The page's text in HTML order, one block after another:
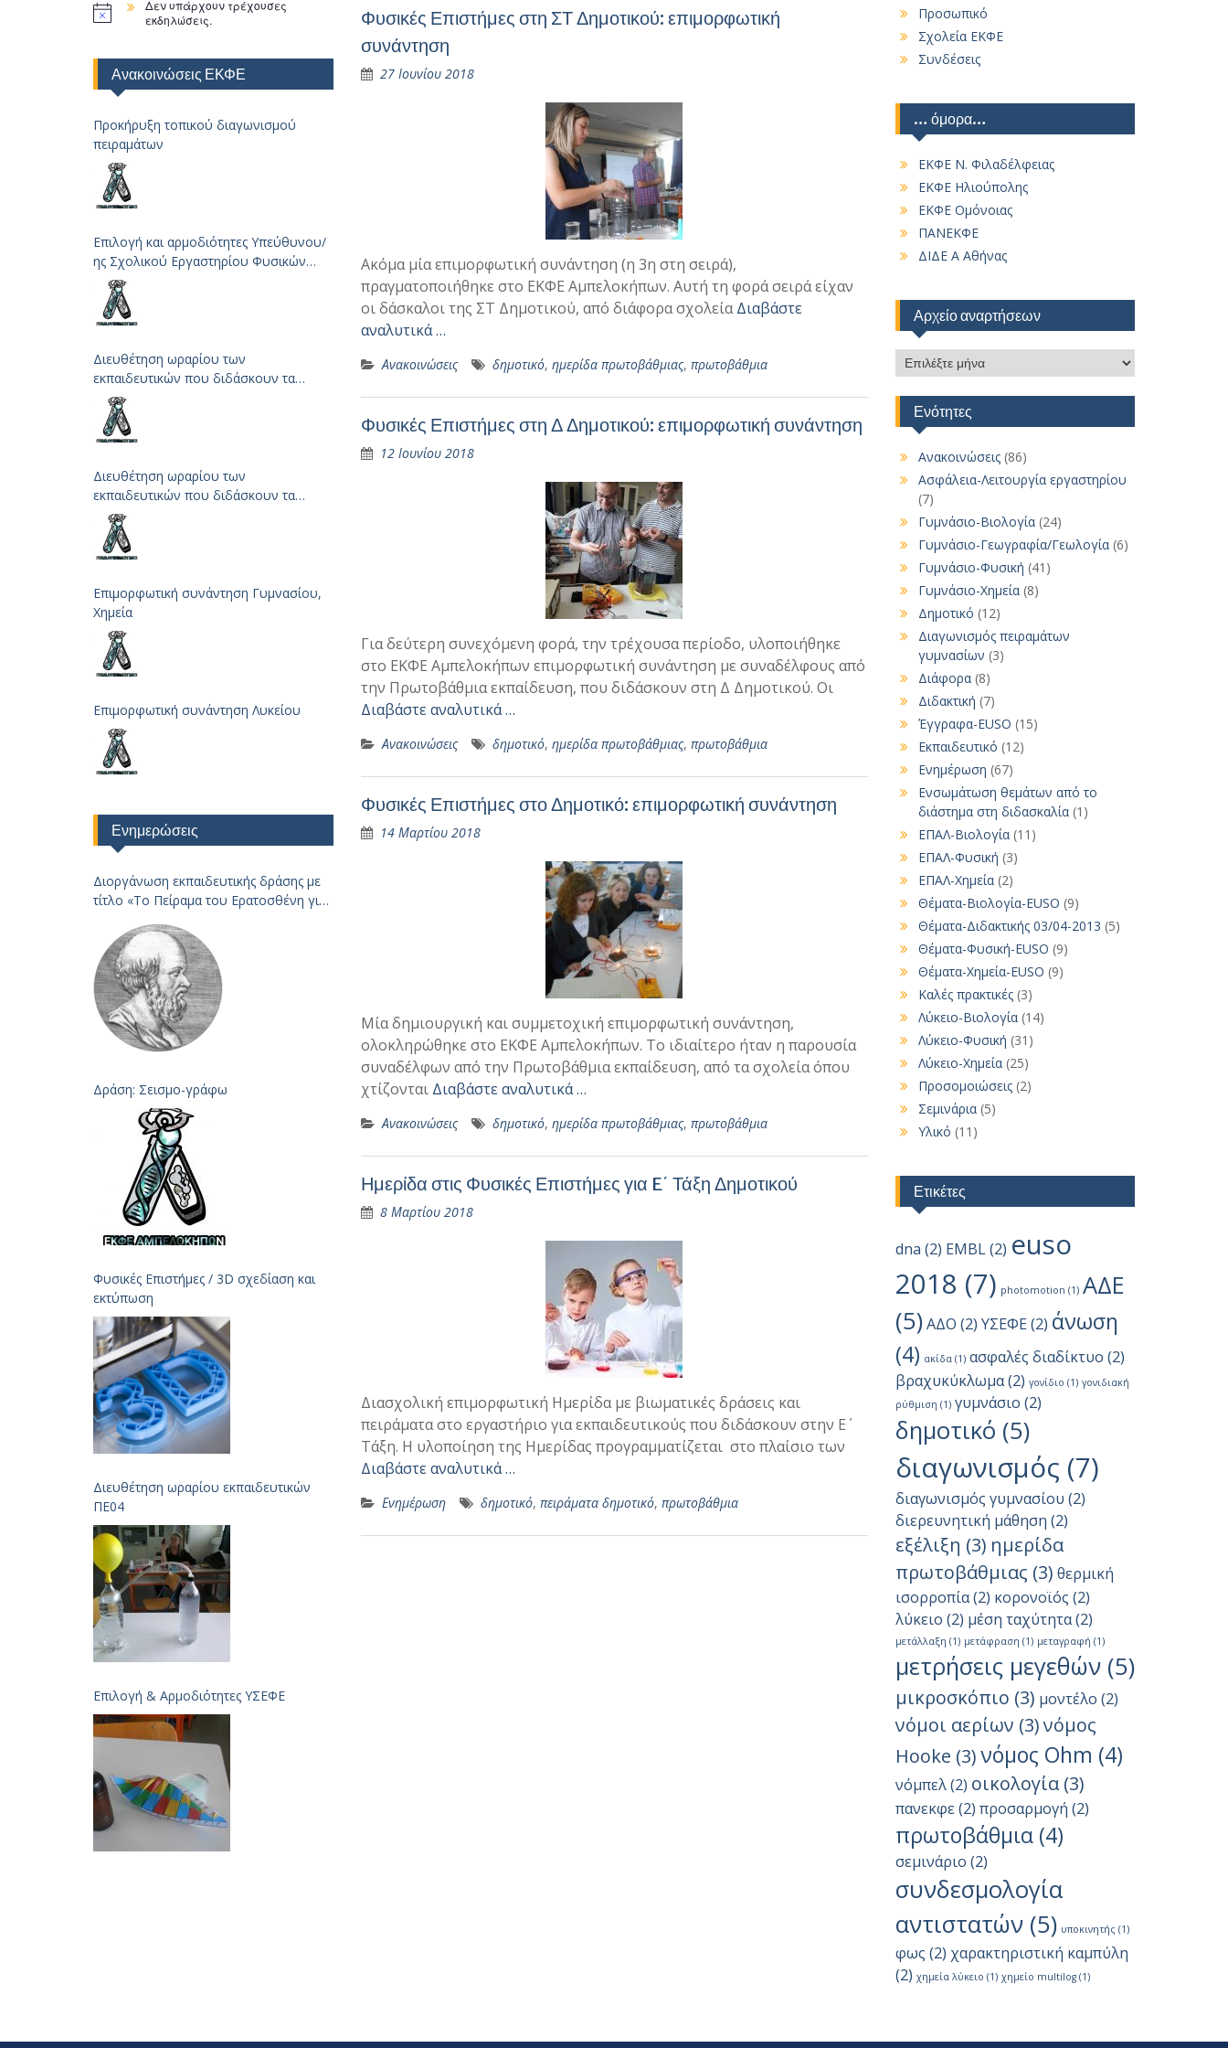
Φυσικές Επιστήμες στη ΣΤ Δημοτικού: επιμορφωτική
συνάντηση
27 Ιουνίου 2018
Ακόμα μία επιμορφωτική συνάντηση (η 3η στη σειρά),
πραγματοποιήθηκε στο ΕΚΦΕ Αμπελοκήπων. Αυτή τη φορά σειρά είχαν
οι δάσκαλοι της ΣΤ Δημοτικού, από διάφορα σχολείαΔιαβάστε
αναλυτικά …
Ανακοινώσεις δημοτικό, ημερίδα πρωτοβάθμιας, πρωτοβάθμια
Φυσικές Επιστήμες στη Δ Δημοτικού: επιμορφωτική συνάντηση
12 Ιουνίου 2018
Για δεύτερη συνεχόμενη φορά, την τρέχουσα περίοδο, υλοποιήθηκε
στο ΕΚΦΕ Αμπελοκήπων επιμορφωτική συνάντηση με συναδέλφους από
την Πρωτοβάθμια εκπαίδευση, που διδάσκουν στη Δ Δημοτικού. Οι
Διαβάστε αναλυτικά …
Ανακοινώσεις δημοτικό, ημερίδα πρωτοβάθμιας, πρωτοβάθμια
Φυσικές Επιστήμες στο Δημοτικό: επιμορφωτική συνάντηση
14 Μαρτίου 2018
Μία δημιουργική και συμμετοχική επιμορφωτική συνάντηση,
ολοκληρώθηκε στο ΕΚΦΕ Αμπελοκήπων. Το ιδιαίτερο ήταν η παρουσία
συναδέλφων από την Πρωτοβάθμια εκπαίδευση, από τα σχολεία όπου
χτίζονται Διαβάστε αναλυτικά …
Ανακοινώσεις δημοτικό, ημερίδα πρωτοβάθμιας, πρωτοβάθμια
Ημερίδα στις Φυσικές Επιστήμες για E΄ Τάξη Δημοτικού
8 Μαρτίου 2018
Διασχολική επιμορφωτική Ημερίδα με βιωματικές δράσεις και
πειράματα στο εργαστήριο για εκπαιδευτικούς που διδάσκουν στην Ε΄
Τάξη. Η υλοποίηση της Ημερίδας προγραμματίζεται στο πλαίσιο των
Διαβάστε αναλυτικά …
Ενημέρωση δημοτικό, πειράματα δημοτικό, πρωτοβάθμια
Προσωπικό
Σχολεία ΕΚΦΕ
Συνδέσεις
… όμορα…
ΕΚΦΕ Ν. Φιλαδέλφειας
ΕΚΦΕ Ηλιούπολης
ΕΚΦΕ Ομόνοιας
ΠΑΝΕΚΦΕ
ΔΙΔΕ Α Αθήνας
Αρχείο αναρτήσεων
Αρχείο
αναρτήσεων
Ενότητες
Ανακοινώσεις(86)
Ασφάλεια-Λειτουργία εργαστηρίου
(7)
Γυμνάσιο-Βιολογία(24)
Γυμνάσιο-Γεωγραφία/Γεωλογία(6)
Γυμνάσιο-Φυσική (41)
Γυμνάσιο-Χημεία(8)
Δημοτικό (12)
Διαγωνισμός πειραμάτων
γυμνασίων (3)
Διάφορα(8)
Διδακτική (7)
Έγγραφα-EUSO (15)
Εκπαιδευτικό (12)
Ενημέρωση (67)
Ενσωμάτωση θεμάτων από το
διάστημα στη διδασκαλία(1)
ΕΠΑΛ-Βιολογία(11)
ΕΠΑΛ-Φυσική (3)
ΕΠΑΛ-Χημεία(2)
Θέματα-Βιολογία-EUSO (9)
Θέματα-Διδακτικής 03/04-2013 (5)
Θέματα-Φυσική-EUSO (9)
Θέματα-Χημεία-EUSO (9)
Καλές πρακτικές(3)
Λύκειο-Βιολογία(14)
Λύκειο-Φυσική (31)
Λύκειο-Χημεία(25)
Προσομοιώσεις(2)
Σεμινάρια(5)
Υλικό (11)
Ετικέτες
dna (2) EMBL(2) euso
2018 (7) photomotion (1) ΑΔΕ
(5) ΑΔΟ (2) ΥΣΕΦΕ(2) άνωση
(4) ακίδα(1) ασφαλές διαδίκτυο (2)
βραχυκύκλωμα(2) γονίδιο (1) γονιδιακή
ρύθμιση (1) γυμνάσιο (2)
δημοτικό (5)
διαγωνισμός (7)
διαγωνισμός γυμνασίου (2)
διερευνητική μάθηση (2)
εξέλιξη (3) ημερίδα
πρωτοβάθμιας (3) θερμική
ισορροπία(2) κορονοϊός (2)
λύκειο (2) μέση ταχύτητα(2)
μετάλλαξη (1) μετάφραση (1) μεταγραφή (1)
μετρήσεις μεγεθών(5)
μικροσκόπιο (3) μοντέλο (2)
νόμοι αερίων (3)νόμος
Hooke (3)νόμος Ohm (4)
νόμπελ(2) οικολογία(3)
πανεκφε(2) προσαρμογή (2)
πρωτοβάθμια(4)
σεμινάριο (2)
συνδεσμολογία
αντιστατών(5) υποκινητής (1)
φως (2) χαρακτηριστική καμπύλη
(2) χημεία λύκειο (1) χημείο multilog(1)
Δεν υπάρχουν τρέχουσες
εκδηλώσεις.
Ανακοινώσεις ΕΚΦΕ
Προκήρυξη τοπικού διαγωνισμού
πειραμάτων
Επιλογή και αρμοδιότητες Υπεύθυνου/
ης Σχολικού Εργαστηρίου Φυσικών
Επιστημών
Διευθέτηση ωραρίου των
εκπαιδευτικών που διδάσκουν τα
μαθήματα των Φυσικών Επιστημών
Διευθέτηση ωραρίου των
εκπαιδευτικών που διδάσκουν τα
μαθήματα των Φυσικών Επιστημών
Επιμορφωτική συνάντηση Γυμνασίου,
Χημεία
Επιμορφωτική συνάντηση Λυκείου
Ενημερώσεις
Διοργάνωση εκπαιδευτικής δράσης με
τίτλο «Το Πείραμα του Ερατοσθένη για
Υπολογισμό της Ακτίνας της Γης – 2023
Δράση: Σεισμο-γράφω
Φυσικές Επιστήμες / 3D σχεδίαση και
εκτύπωση
Διευθέτηση ωραρίου εκπαιδευτικών
ΠΕ04
Επιλογή & Aρμοδιότητες ΥΣΕΦΕ